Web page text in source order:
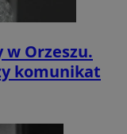
w Orzeszu.
komunikat